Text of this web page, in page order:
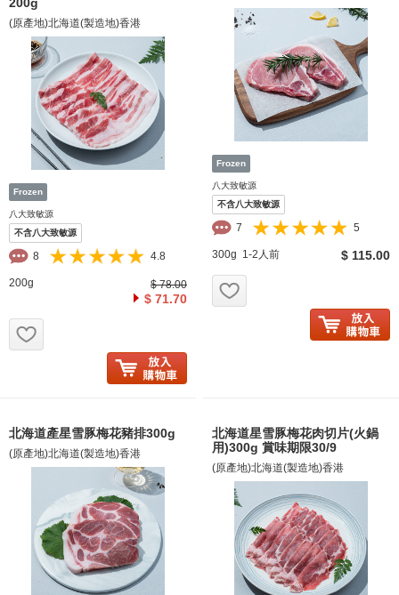
(原產地)北海道(製造地)香港
八大致敏源
不含八大致敏源
8 4.8
200g $ 78.00
$ 71.70
八大致敏源
不含八大致敏源
7 5
300g 1-2人前 $ 115.00
北海道產星雪豚梅花豬排300g
(原產地)北海道(製造地)香港
北海道星雪豚梅花肉切片(火鍋
用)300g 賞味期限30/9
(原產地)北海道(製造地)香港